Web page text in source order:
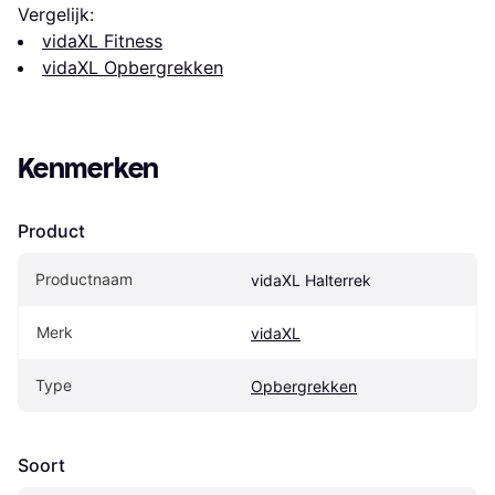
Vergelijk:
vidaXL Fitness
vidaXL Opbergrekken
Kenmerken
Product
Productnaam vidaXL Halterrek
Merk vidaXL
Type Opbergrekken
Soort